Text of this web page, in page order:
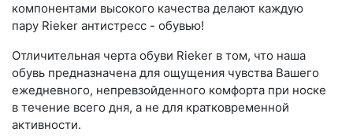
компонентами высокого качества делают каждую
пару Rieker антистресс - обувью!
Отличительная черта обуви Rieker в том, что наша
обувь предназначена для ощущения чувства Вашего
ежедневного, непревзойденного комфорта при носке
в течение всего дня, а не для кратковременной
активности.